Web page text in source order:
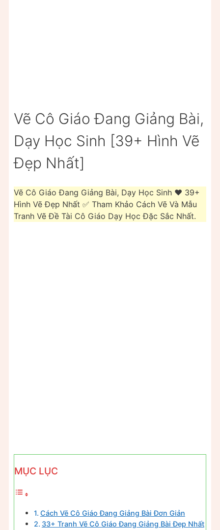
Vẽ Cô Giáo Đang Giảng Bài,
Dạy Học Sinh [39+ Hình Vẽ
Đẹp Nhất]
Vẽ Cô Giáo Đang Giảng Bài, Dạy Học Sinh ❤️ 39+
Hình Vẽ Đẹp Nhất ✅ Tham Khảo Cách Vẽ Và Mẫu
Tranh Vẽ Đề Tài Cô Giáo Dạy Học Đặc Sắc Nhất.
MỤC LỤC
Cách Vẽ Cô Giáo Đang Giảng Bài Đơn Giản
33+ Tranh Vẽ Cô Giáo Đang Giảng Bài Đẹp Nhất